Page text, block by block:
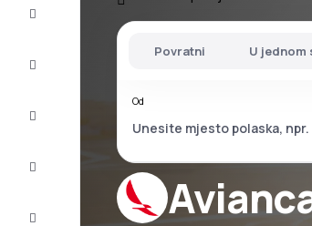
Povratni U jednom
Od